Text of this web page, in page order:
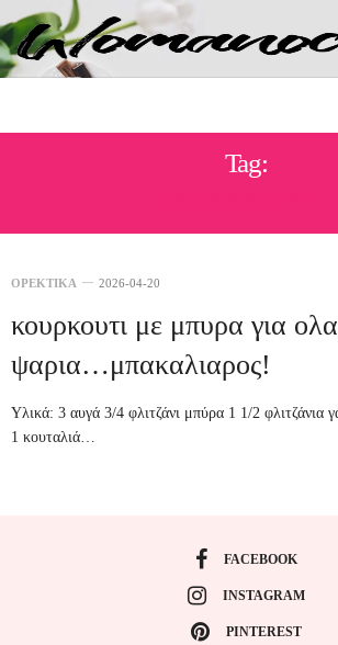
Tag:
ΟΡΕΚΤΙΚΑ 2026-04-20
κουρκουτι με μπυρα για
ψαρια…μπακαλιαρος!
Υλικά: 3 αυγά 3/4 φλιτζάνι μπύρα 1 1/2 φλιτζάνια
1 κουταλιά…
FACEBOOK
INSTAGRAM
PINTEREST